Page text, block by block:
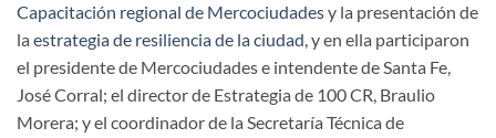
Capacitación regional de Mercociudadesy la presentación de
la estrategia de resiliencia de la ciudad, y en ella participaron
el presidente de Mercociudades e intendente de Santa Fe,
José Corral; el director de Estrategia de 100 CR, Braulio
Morera; y el coordinador de la Secretaría Técnica de